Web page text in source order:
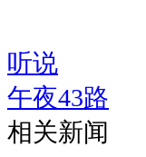
听说
午夜43路
相关新闻